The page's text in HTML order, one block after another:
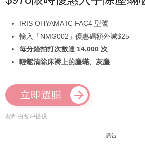
IRIS OHYAMA IC-FAC4 型號
輸入「NMG002」優惠碼額外減$25
每分鐘拍打次數達 14,000 次
輕鬆清除床褥上的塵蟎、灰塵
立即選購
資料由客戶提供
廣告